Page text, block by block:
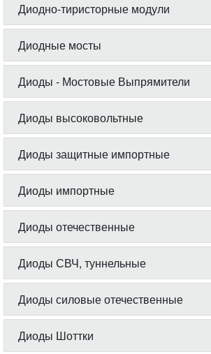
Диодно-тиристорные модули
Диодные мосты
Диоды - Мостовые Выпрямители
Диоды высоковольтные
Диоды защитные импортные
Диоды импортные
Диоды отечественные
Диоды СВЧ, туннельные
Диоды силовые отечественные
Диоды Шоттки